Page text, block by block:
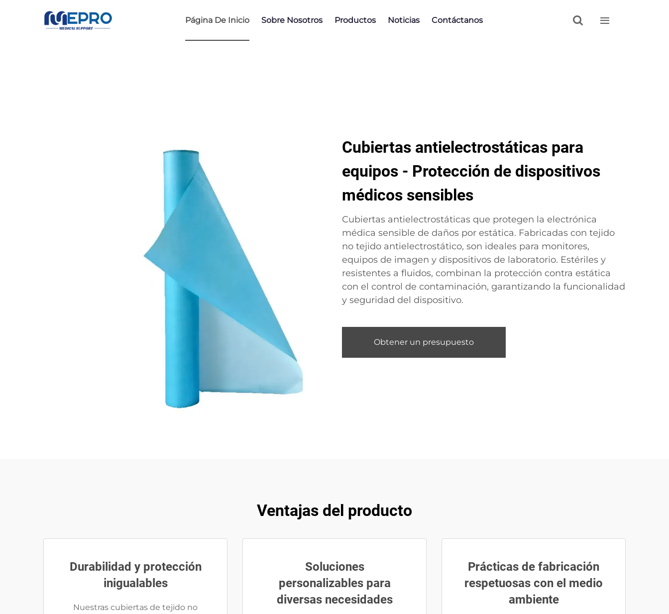
Página De Inicio Sobre Nosotros Productos Noticias Contáctanos  
Cubiertas antielectrostáticas para
equipos - Protección de dispositivos
médicos sensibles
Cubiertas antielectrostáticas que protegen la electrónica
médica sensible de daños por estática. Fabricadas con tejido
no tejido antielectrostático, son ideales para monitores,
equipos de imagen y dispositivos de laboratorio. Estériles y
resistentes a fluidos, combinan la protección contra estática
con el control de contaminación, garantizando la funcionalidad
y seguridad del dispositivo.
Obtener un presupuesto
Ventajas del producto
Durabilidad y protección
inigualables
Nuestras cubiertas de tejido no
Soluciones
personalizables para
diversas necesidades
Prácticas de fabricación
respetuosas con el medio
ambiente